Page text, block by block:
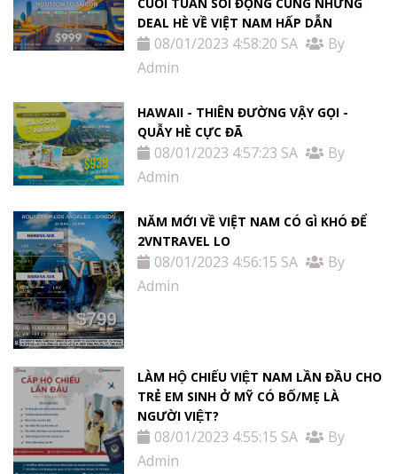
DEAL HÈ VỀ VIỆT NAM HẤP DẪN
08/01/2023 4:58:20 SA
By
Admin
HAWAII - THIÊN ĐƯỜNG VẬY GỌI -
QUẪY HÈ CỰC ĐÃ
08/01/2023 4:57:23 SA
By
Admin
NĂM MỚI VỀ VIỆT NAM CÓ GÌ KHÓ ĐỂ
2VNTRAVEL LO
08/01/2023 4:56:15 SA
By
Admin
LÀM HỘ CHIẾU VIỆT NAM LẦN ĐẦU CHO
TRẺ EM SINH Ở MỸ CÓ BỐ/MẸ LÀ
NGƯỜI VIỆT?
08/01/2023 4:55:15 SA
By
Admin